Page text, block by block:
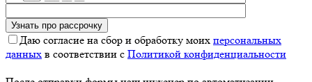
Даю согласие на сбор и обработку моих персональных
данных в соответствии с Политикой конфиденциальности